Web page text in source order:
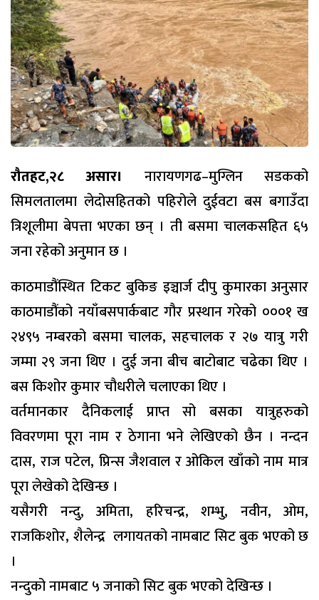
रौतहट,२८ असार। नारायणगढ–मुग्लिन सडकको
सिमलतालमा लेदोसहितको पहिरोले दुईवटा बस बगाउँदा
त्रिशूलीमा बेपत्ता भएका छन् । ती बसमा चालकसहित ६५
जना रहेको अनुमान छ ।
काठमाडौंस्थित टिकट बुकिङ इञ्चार्ज दीपु कुमारका अनुसार
काठमाडौंको नयाँबसपार्कबाट गौर प्रस्थान गरेको ०००१ ख
२४९५ नम्बरको बसमा चालक, सहचालक र २७ यात्रु गरी
जम्मा २९ जना थिए । दुई जना बीच बाटोबाट चढेका थिए ।
बस किशोर कुमार चौधरीले चलाएका थिए ।
वर्तमानकार दैनिकलाई प्राप्त सो बसका यात्रुहरुको
विवरणमा पूरा नाम र ठेगाना भने लेखिएको छैन । नन्दन
दास, राज पटेल, प्रिन्स जैशवाल र ओकिल खाँको नाम मात्र
पूरा लेखेको देखिन्छ ।
यसैगरी नन्दु, अमिता, हरिचन्द्र, शम्भु, नवीन, ओम,
राजकिशोर, शैलेन्द्र लगायतको नामबाट सिट बुक भएको छ
।
नन्दुको नामबाट ५ जनाको सिट बुक भएको देखिन्छ ।